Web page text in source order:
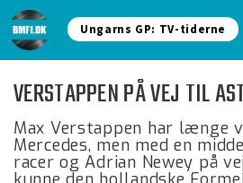
Ungarns GP: TV-tiderne
VERSTAPPEN PÅ VEJ TIL
Max Verstappen har
Mercedes, men med en
racer og Adrian Newey på